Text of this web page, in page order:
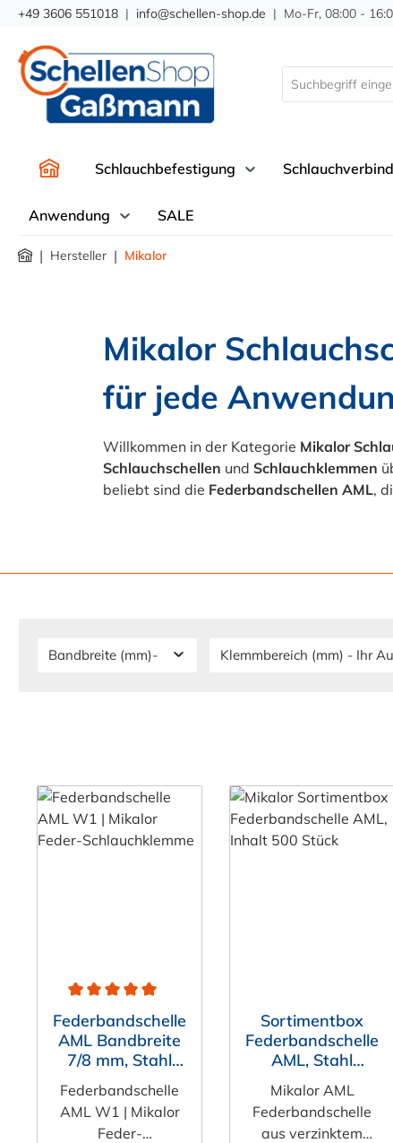
Zur Hauptnavigation springen
+49 3606 551018 | info@schellen-shop.de | Mo-Fr, 08:00 -
Schlauchbefestigung
Anwendung SALE
| Hersteller | Mikalor
Mikalor
für jede
Willkommen in der Kategorie Mikalor
Schlauchschellen und Schlauchklemmen
beliebt sind die Federbandschellen AML,
Bandbreite (mm)- Klemmbereich (mm) - Ihr
Durchschnittliche Bewertung von 4.8 von 5 Sternen
Federbandschelle
AML Bandbreite
7/8 mm, Stahl
verzinkt (W1)
Federbandschelle
AML W1 | Mikalor
Feder-
Sortimentbox
Federbandschelle
AML, Stahl
verzinkt (Ø 5,5
bis 20,0 mm) /
Inhalt: 500 Stück
Mikalor AML
Federbandschelle
aus verzinktem